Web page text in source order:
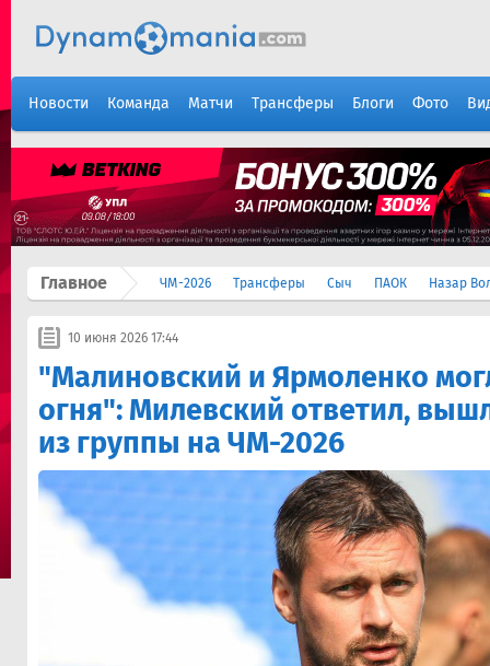
Новости Команда Матчи Трансферы Блоги Фото
Главное ЧМ-2026 Трансферы Сыч ПАОК Назар
10 июня 2026 17:44
"Малиновский и Ярмоленко
огня": Милевский ответил,
из группы на ЧМ-2026